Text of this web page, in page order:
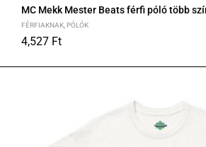
MC Mekk Mester Beats férfi póló több
FÉRFIAKNAK PÓLÓK
4,527 Ft